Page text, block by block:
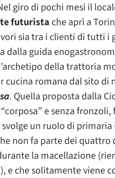
giro di pochi mesi il
futurista che aprì a
sia tra i clienti di tutti
guida
della trattoria
cucina romana dal sito di
. Quella proposta dalla
e senza
un ruolo di
non fa parte dei
la macellazione
e che solitamente viene